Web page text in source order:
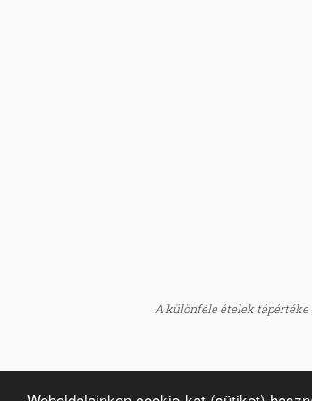
A különféle ételek tápértéke